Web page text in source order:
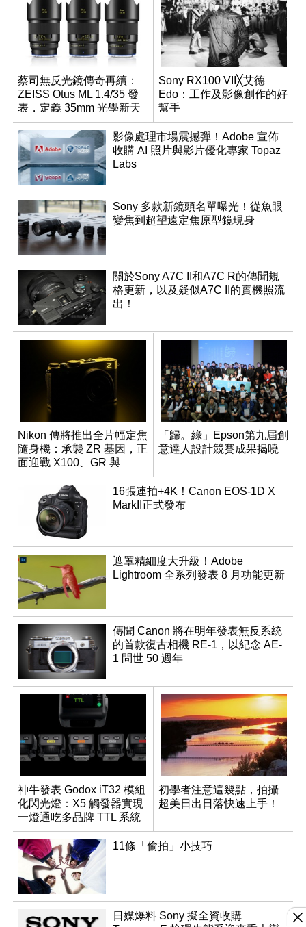
蔡司無反光鏡傳奇再續：
ZEISS Otus ML 1.4/35 發
表，定義 35mm 光學新天
花板
Sony RX100 VII╳艾德
Edo：工作及影像創作的好
幫手
影像處理市場震撼彈！Adobe 宣佈
收購 AI 照片與影片優化專家 Topaz
Labs
Sony 多款新鏡頭名單曝光！從魚眼
變焦到超望遠定焦原型鏡現身
關於Sony A7C II和A7C R的傳聞規
格更新，以及疑似A7C II的實機照流
出！
Nikon 傳將推出全片幅定焦
隨身機：承襲 ZR 基因，正
面迎戰 X100、GR 與
RX1R 系列
「歸。綠」Epson第九屆創
意達人設計競賽成果揭曉
16張連拍+4K！Canon EOS-1D X
MarkII正式發布
遮罩精細度大升級！Adobe
Lightroom 全系列發表 8 月功能更新
傳聞 Canon 將在明年發表無反系統
的首款復古相機 RE-1，以紀念 AE-
1 問世 50 週年
神牛發表 Godox iT32 模組
化閃光燈：X5 觸發器實現
一燈通吃多品牌 TTL 系統
初學者注意這幾點，拍攝
超美日出日落快速上手！
11條「偷拍」小技巧
日媒爆料 Sony 擬全資收購